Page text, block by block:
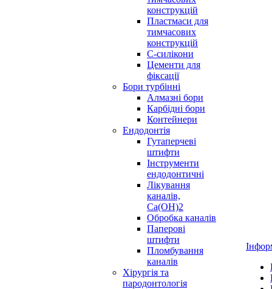
конструкцій
Пластмаси для
тимчасових
конструкцій
С-силікони
Цементи для
фіксації
Бори турбінні
Алмазні бори
Карбідні бори
Контейнери
Ендодонтія
Гутаперчеві
штифти
Інструменти
ендодонтичні
Лікування
каналів,
Ca(OH)2
Обробка каналів
Паперові
штифти
Пломбування
каналів
Хірургія та
пародонтологія